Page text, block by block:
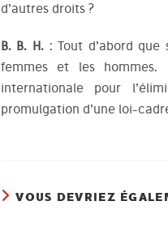
d’autres droits ?
B. B. H. : Tout d’abord
femmes et les hommes.
internationale pour
promulgation d’une loi-
VOUS DEVRIEZ